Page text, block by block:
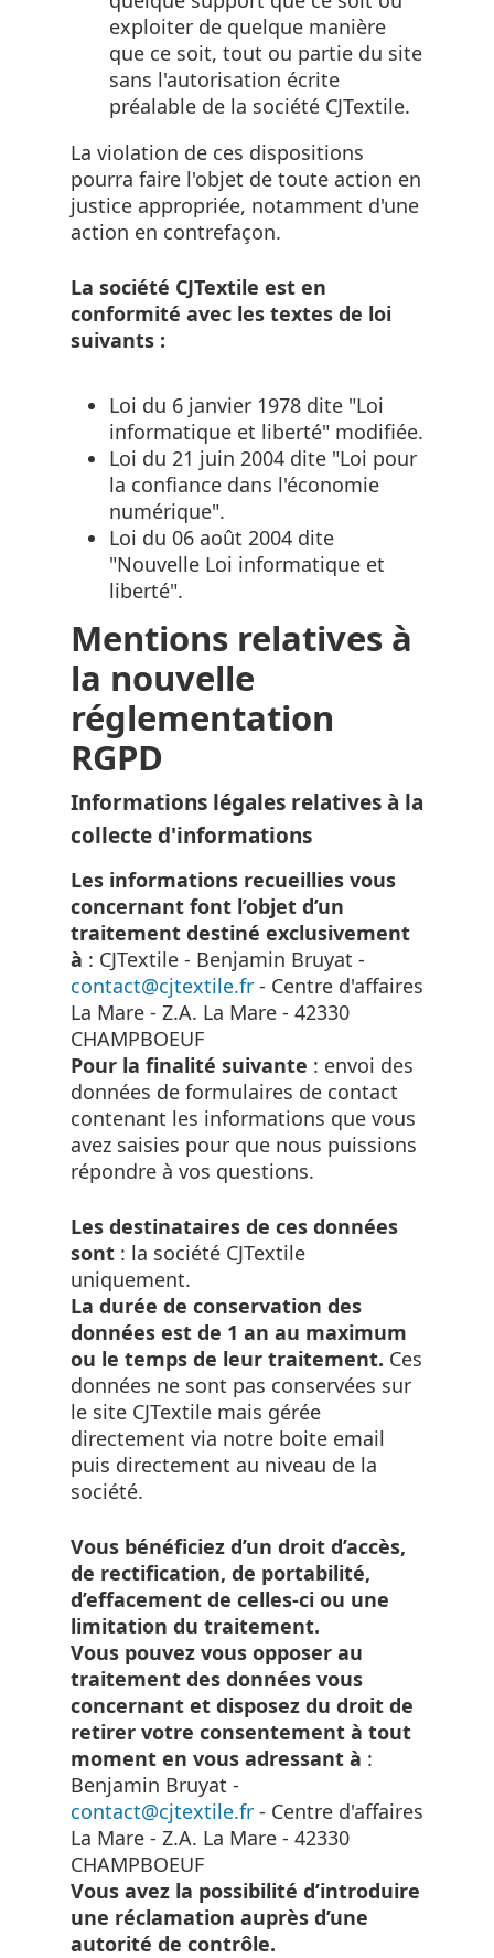
exploiter de quelque manière
que ce soit, tout ou partie du site
sans l'autorisation écrite
préalable de la société CJTextile.
La violation de ces dispositions
pourra faire l'objet de toute action en
justice appropriée, notamment d'une
action en contrefaçon.
La société CJTextile est en
conformité avec les textes de loi
suivants :
Loi du 6 janvier 1978 dite "Loi
informatique et liberté" modifiée.
Loi du 21 juin 2004 dite "Loi pour
la confiance dans l'économie
numérique".
Loi du 06 août 2004 dite
"Nouvelle Loi informatique et
liberté".
Mentions relatives à
la nouvelle
réglementation
RGPD
Informations légales relatives à la
collecte d'informations
Les informations recueillies vous
concernant font l’objet d’un
traitement destiné exclusivement
à : CJTextile - Benjamin Bruyat -
contact@cjtextile.fr - Centre d'affaires
La Mare - Z.A. La Mare - 42330
CHAMPBOEUF
Pour la finalité suivante : envoi des
données de formulaires de contact
contenant les informations que vous
avez saisies pour que nous puissions
répondre à vos questions.
Les destinataires de ces données
sont : la société CJTextile
uniquement.
La durée de conservation des
données est de 1 an au maximum
ou le temps de leur traitement. Ces
données ne sont pas conservées sur
le site CJTextile mais gérée
directement via notre boite email
puis directement au niveau de la
société.
Vous bénéficiez d’un droit d’accès,
de rectification, de portabilité,
d’effacement de celles-ci ou une
limitation du traitement.
Vous pouvez vous opposer au
traitement des données vous
concernant et disposez du droit de
retirer votre consentement à tout
moment en vous adressant à :
Benjamin Bruyat -
contact@cjtextile.fr - Centre d'affaires
La Mare - Z.A. La Mare - 42330
CHAMPBOEUF
Vous avez la possibilité d’introduire
une réclamation auprès d’une
autorité de contrôle.